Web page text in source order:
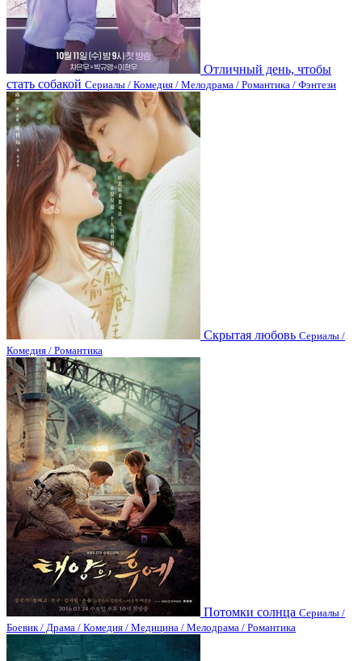
Отличный день, чтобы
стать собакой Сериалы / Комедия / Мелодрама / Романтика / Фэнтези
Скрытая любовь Сериалы /
Комедия / Романтика
Потомки солнца Сериалы /
Боевик / Драма / Комедия / Медицина / Мелодрама / Романтика